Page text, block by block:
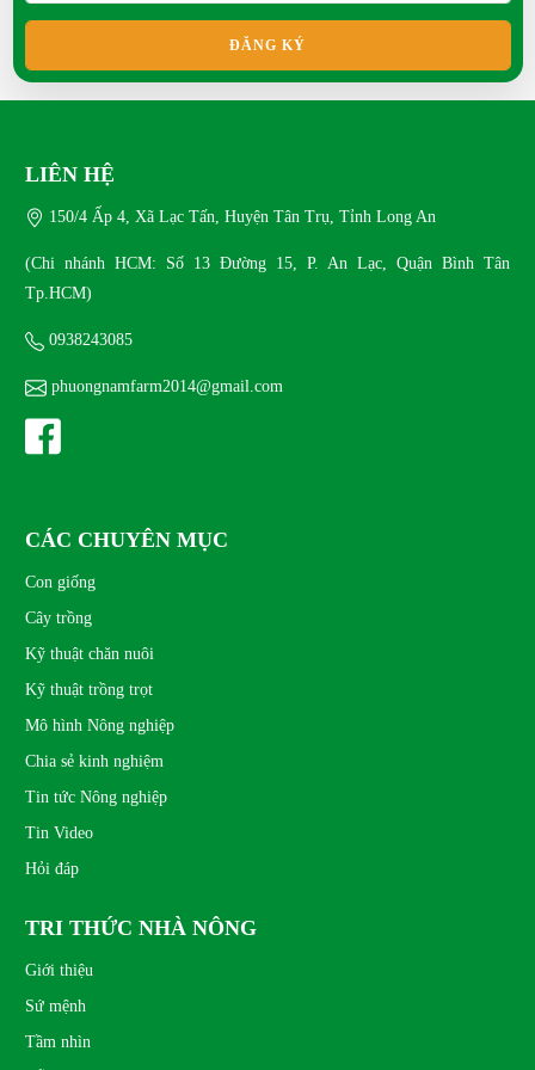
Mua con giống gà Ai Cập vằn ở đâu uy tín?
Bí quyết chọn giống Gà Sao tốt cho người mới nuôi
SAT 09, 2025
Nuôi Gà Ai Cập Lấy Trứng – Hiệu Quả Hơn So Với
SAT 07, 2025
ĐĂNG KÝ
LIÊN HỆ
150/4 Ấp 4, Xã Lạc Tấn, Huyện Tân Trụ, Tỉnh Long An
(Chi nhánh HCM: Số 13 Đường 15, P. An Lạc, Quận Bình Tân
Tp.HCM)
0938243085
phuongnamfarm2014@gmail.com
CÁC CHUYÊN MỤC
Con giống
Cây trồng
Kỹ thuật chăn nuôi
Kỹ thuật trồng trọt
Mô hình Nông nghiệp
Chia sẻ kinh nghiệm
Tin tức Nông nghiệp
Tin Video
Hỏi đáp
TRI THỨC NHÀ NÔNG
Giới thiệu
Sứ mệnh
Tầm nhìn